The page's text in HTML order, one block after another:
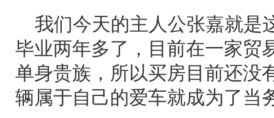
我们今天的主人公张嘉就是
毕业两年多了，目前在一家贸
单身贵族，所以买房目前还没
辆属于自己的爱车就成为了当